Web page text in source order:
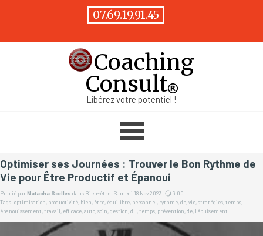
07.69.19.91.45
Coaching
Consult
Libérez votre potentiel !
Optimiser ses Journées : Trouver le Bon Rythme de
Vie pour Être Productif et Épanoui
Publié par Natacha Scelles dans Bien-être· Samedi 18 Nov 2023 ·
6:00
Tags: optimisation productivité bien être équilibre personnel rythme de vie stratégies temps
épanouissement travail efficace auto soin gestion du temps prévention de l'épuisement